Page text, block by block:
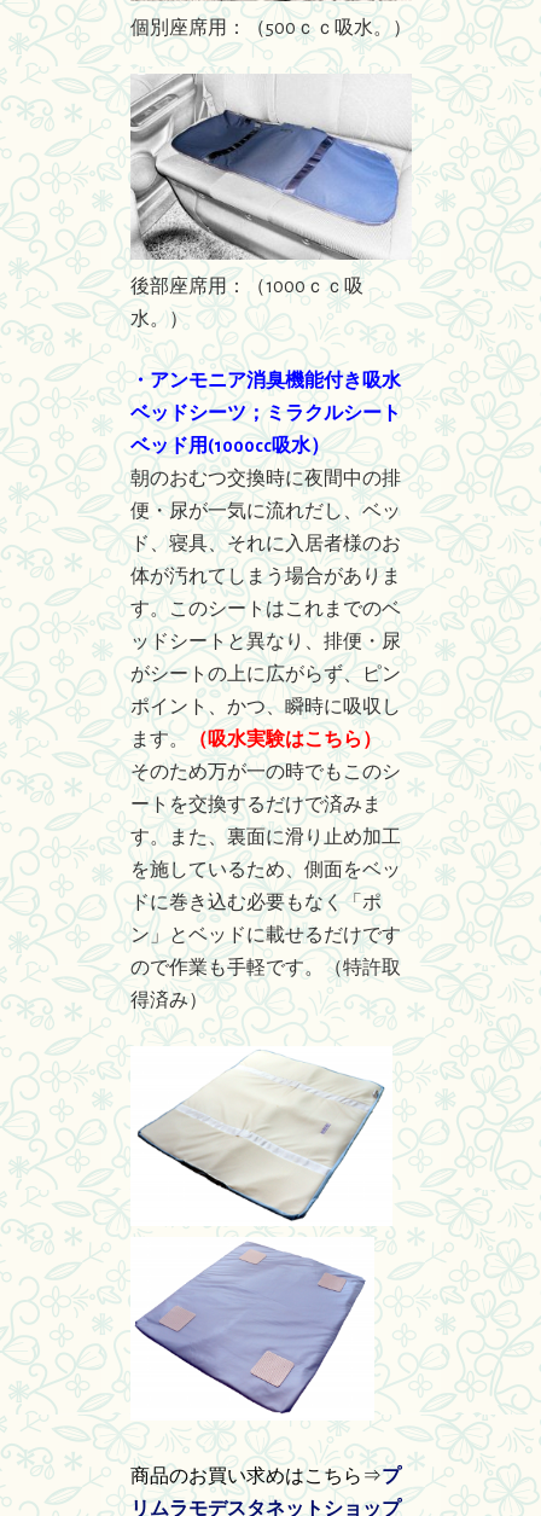
個別座席用：（500ｃｃ吸水。）
後部座席用：（1000ｃｃ吸
水。）
・アンモニア消臭機能付き吸水
ベッドシーツ；ミラクルシート
ベッド用(1000cc吸水）
朝のおむつ交換時に夜間中の排
便・尿が一気に流れだし、ベッ
ド、寝具、それに入居者様のお
体が汚れてしまう場合がありま
す。このシートはこれまでのベ
ッドシートと異なり、排便・尿
がシートの上に広がらず、ピン
ポイント、かつ、瞬時に吸収し
ます。 （吸水実験はこちら）
そのため万が一の時でもこのシ
ートを交換するだけで済みま
す。また、裏面に滑り止め加工
を施しているため、側面をベッ
ドに巻き込む必要もなく「ポ
ン」とベッドに載せるだけです
ので作業も手軽です。（特許取
得済み）
商品のお買い求めはこちら⇒プ
リムラモデスタネットショップ